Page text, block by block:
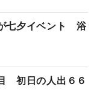
七夕イベント 浴
初日の人出６６